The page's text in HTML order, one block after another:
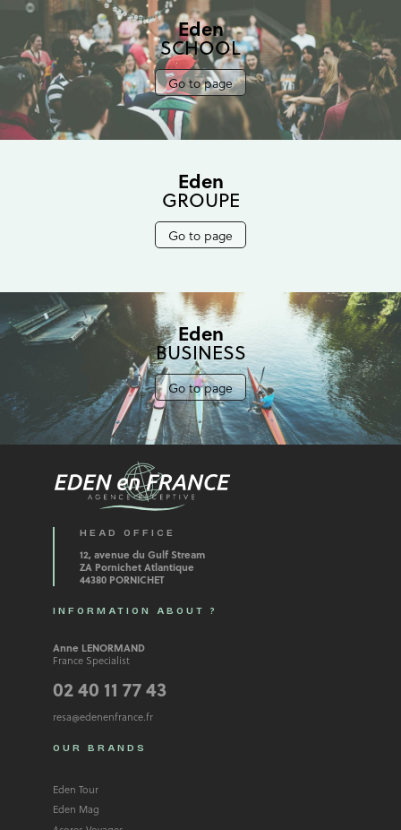
Eden
SCHOOL
Go to page
Eden
GROUPE
Go to page
Eden
BUSINESS
Go to page
HEAD OFFICE
12, avenue du Gulf Stream
ZA Pornichet Atlantique
44380 PORNICHET
INFORMATION ABOUT ?
Anne LENORMAND
France Specialist
02 40 11 77 43
resa@edenenfrance.fr
OUR BRANDS
Eden Tour
Eden Mag